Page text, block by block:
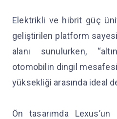
Elektrikli ve hibrit güç
geliştirilen platform
alanı sunulurken,
otomobilin dingil
yüksekliği arasında ideal
Ön tasarımda Lexus’un